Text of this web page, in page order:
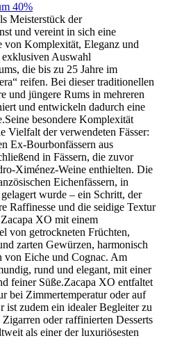
40%
Meisterstück der
und vereint in sich eine
von Komplexität, Eleganz und
exklusiven Auswahl
die bis zu 25 Jahre im
reifen. Bei dieser traditionellen
und jüngere Rums in mehreren
und entwickeln dadurch eine
besondere Komplexität
Vielfalt der verwendeten Fässer:
Ex-Bourbonfässern aus
in Fässern, die zuvor
Ximénez-Weine enthielten. Die
Eichenfässern, in
wurde – ein Schritt, der
Raffinesse und die seidige Textur
XO mit einem
von getrockneten Früchten,
zarten Gewürzen, harmonisch
von Eiche und Cognac. Am
rund und elegant, mit einer
feiner Süße.Zacapa XO entfaltet
bei Zimmertemperatur oder auf
ist zudem ein idealer Begleiter zu
oder raffinierten Desserts
als einer der luxuriösesten